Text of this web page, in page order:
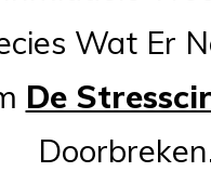
Wat Er
De